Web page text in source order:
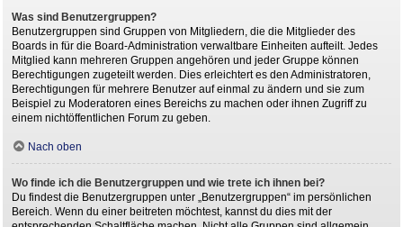
Was sind Benutzergruppen?
Benutzergruppen sind Gruppen von Mitgliedern, die die Mitglieder des
Boards in für die Board-Administration verwaltbare Einheiten aufteilt. Jedes
Mitglied kann mehreren Gruppen angehören und jeder Gruppe können
Berechtigungen zugeteilt werden. Dies erleichtert es den Administratoren,
Berechtigungen für mehrere Benutzer auf einmal zu ändern und sie zum
Beispiel zu Moderatoren eines Bereichs zu machen oder ihnen Zugriff zu
einem nichtöffentlichen Forum zu geben.
Nach oben
Wo finde ich die Benutzergruppen und wie trete ich ihnen bei?
Du findest die Benutzergruppen unter „Benutzergruppen“ im persönlichen
Bereich. Wenn du einer beitreten möchtest, kannst du dies mit der